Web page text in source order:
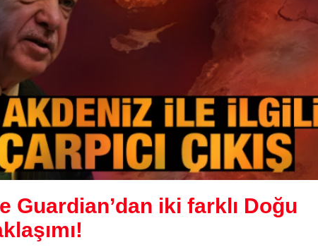
Guardian’dan iki farklı Doğu